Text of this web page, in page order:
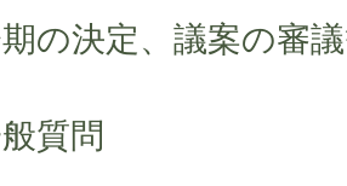
の決定、議案の審
質問